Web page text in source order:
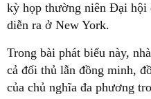
kỳ họp thường niên Đại hội
diễn ra ở New York.
Trong bài phát biểu này,
cả đối thủ lẫn đồng minh,
của chủ nghĩa đa phương